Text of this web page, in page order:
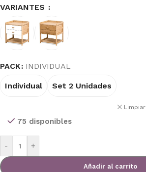
VARIANTES
PACK INDIVIDUAL
Individual Set 2 Unidades
Limpiar
75 disponibles
- +
Añadir al carrito